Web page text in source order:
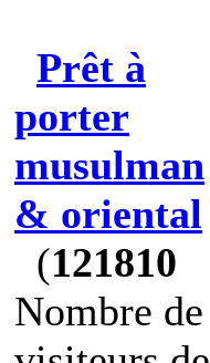
Prêt à
porter
musulman
& oriental
(121810
Nombre de